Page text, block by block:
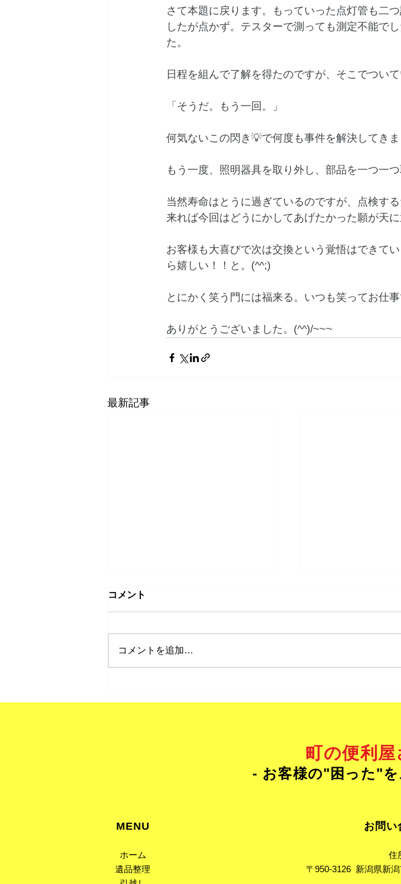
さて本題に戻ります。もっていった点灯管も二
したが点かず。テスターで測っても測定不能で
た。
日程を組んで了解を得たのですが、そこでつい
「そうだ。もう一回。」
何気ないこの閃き💡で何度も事件を解決してきま
もう一度、照明器具を取り外し、部品を一つ一
当然寿命はとうに過ぎているのですが、点検す
来れば今回はどうにかしてあげたかった願が天
お客様も大喜びで次は交換という覚悟はできて
ら嬉しい！！と。(^^;)
とにかく笑う門には福来る。いつも笑ってお仕
ありがとうございました。(^^)/~~~
最新記事
雨漏り修理
コメント
コメントを追加…
町の便利屋
- お客様の"困った"
MENU
ホーム
遺品整理
お問い
住
〒950-3126 新潟県新